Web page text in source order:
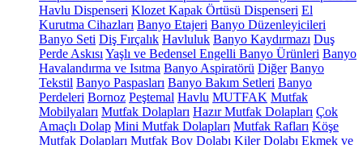
Havlu Dispenseri Klozet Kapak Örtüsü Dispenseri El
Kurutma Cihazları Banyo Etajeri Banyo Düzenleyicileri
Banyo Seti Diş Fırçalık Havluluk Banyo Kaydırmazı Duş
Perde Askısı Yaşlı ve Bedensel Engelli Banyo Ürünleri Banyo
Havalandırma ve Isıtma Banyo Aspiratörü Diğer Banyo
Tekstil Banyo Paspasları Banyo Bakım Setleri Banyo
Perdeleri Bornoz Peştemal Havlu MUTFAK Mutfak
Mobilyaları Mutfak Dolapları Hazır Mutfak Dolapları Çok
Amaçlı Dolap Mini Mutfak Dolapları Mutfak Rafları Köşe
Mutfak Dolapları Mutfak Boy Dolabı Kiler Dolabı Ekmek ve